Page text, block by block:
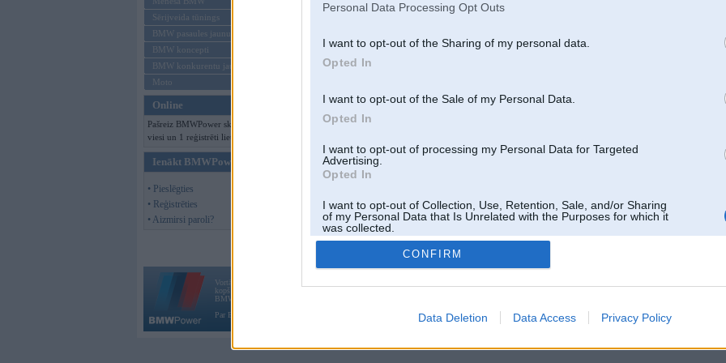
Personal Data Processing Opt Outs
I want to opt-out of the Sharing of my personal data.
Opted In
I want to opt-out of the Sale of my Personal Data.
Opted In
I want to opt-out of processing my Personal Data for Targeted
Advertising.
Opted In
I want to opt-out of Collection, Use, Retention, Sale, and/or Sharing
of my Personal Data that Is Unrelated with the Purposes for which it
was collected.
Opted Out
CONFIRM
Data Deletion Data Access Privacy Policy
Sērijveida tūnings
BMW pasaules jaunumi
BMW koncepti
BMW konkurentu jaunumi
Moto
Online
Pašreiz BMWPower skatās 104
viesi un 1 reģistrēti lietotāji.
Ienākt BMWPower
• Pieslēgties
• Reģistrēties
• Aizmirsi paroli?
Vortāls BMWPower.lv darbojas
kopš 2002. gada 14. maija. Tas nav auto klubs un nav saistīts ar
BMW AG.
Par BMWPower